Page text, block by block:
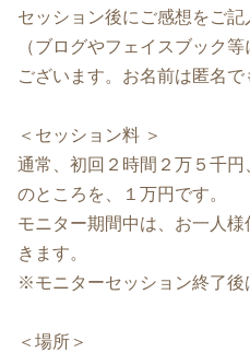
セッション後にご感想をご
（ブログやフェイスブック
ございます。お名前は匿名で
＜セッション料 ＞
通常、初回２時間２万５千
のところを、１万円です。
モニター期間中は、お一人
きます。
※モニターセッション終了後
＜場所＞